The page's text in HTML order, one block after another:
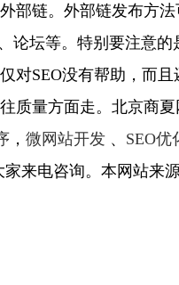
部链。外部链发布方
论坛等。特别要注意的
对SEO没有帮助，而且
质量方面走。北京商
， 微网站开发、 SEO优
来电咨询。本网站来